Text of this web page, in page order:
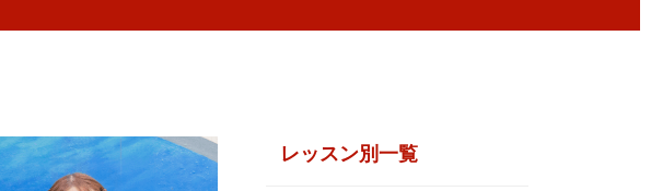
レッスン別一覧